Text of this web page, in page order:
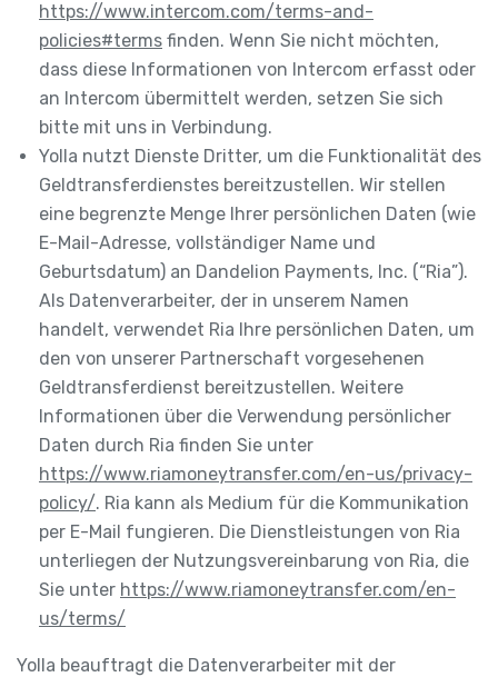
https://www.intercom.com/terms-and-
policies#terms finden. Wenn Sie nicht möchten,
dass diese Informationen von Intercom erfasst oder
an Intercom übermittelt werden, setzen Sie sich
bitte mit uns in Verbindung.
Yolla nutzt Dienste Dritter, um die Funktionalität des
Geldtransferdienstes bereitzustellen. Wir stellen
eine begrenzte Menge Ihrer persönlichen Daten (wie
E-Mail-Adresse, vollständiger Name und
Geburtsdatum) an Dandelion Payments, Inc. (“Ria”).
Als Datenverarbeiter, der in unserem Namen
handelt, verwendet Ria Ihre persönlichen Daten, um
den von unserer Partnerschaft vorgesehenen
Geldtransferdienst bereitzustellen. Weitere
Informationen über die Verwendung persönlicher
Daten durch Ria finden Sie unter
https://www.riamoneytransfer.com/en-us/privacy-
policy/. Ria kann als Medium für die Kommunikation
per E-Mail fungieren. Die Dienstleistungen von Ria
unterliegen der Nutzungsvereinbarung von Ria, die
Sie unter https://www.riamoneytransfer.com/en-
us/terms/
Yolla beauftragt die Datenverarbeiter mit der